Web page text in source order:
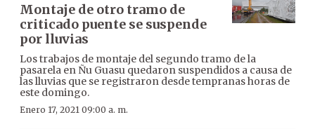
Montaje de otro tramo de
criticado puente se suspende
por lluvias
Los trabajos de montaje del segundo tramo de la
pasarela en Ñu Guasu quedaron suspendidos a causa de
las lluvias que se registraron desde tempranas horas de
este domingo.
Enero 17, 2021 09:00 a. m.